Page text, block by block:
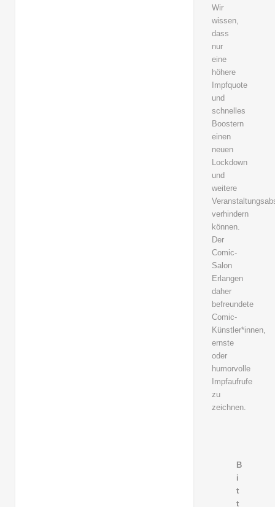
Wir
wissen,
dass
nur
eine
höhere
Impfquote
und
schnelles
Boostern
einen
neuen
Lockdown
und
weitere
verhindern
können.
Der
Comic-
Salon
Erlangen
daher
befreundete
Comic-
Künstler*innen,
ernste
oder
humorvolle
Impfaufrufe
zu
zeichnen.
B
i
t
t